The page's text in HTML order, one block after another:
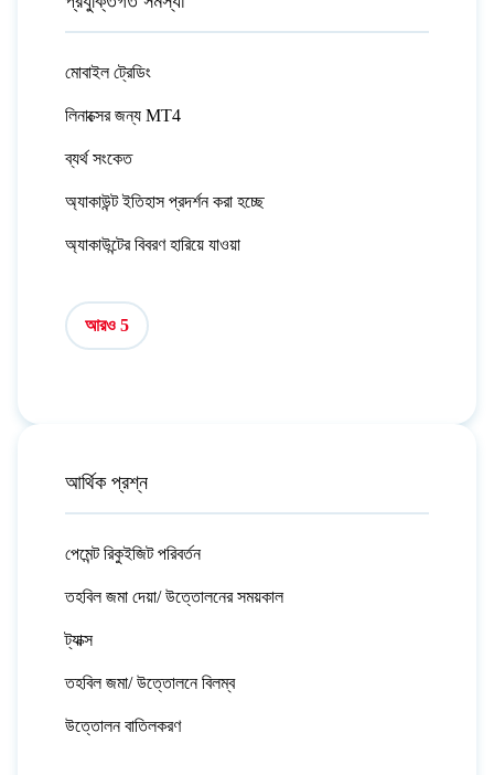
মোবাইল ট্রেডিং
লিনাক্সের জন্য MT4
ব্যর্থ সংকেত
অ্যাকাউন্ট ইতিহাস প্রদর্শন করা হচ্ছে
অ্যাকাউন্টের বিবরণ হারিয়ে যাওয়া
আরও 5
আর্থিক প্রশ্ন
পেমেন্ট রিকুইজিট পরিবর্তন
তহবিল জমা দেয়া/ উত্তোলনের সময়কাল
ট্যাক্স
তহবিল জমা/ উত্তোলনে বিলম্ব
উত্তোলন বাতিলকরণ